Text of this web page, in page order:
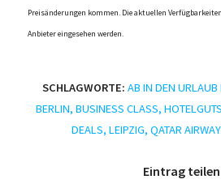
Preisänderungen kommen. Die aktuellen
Anbieter eingesehen werden.
SCHLAGWORTE: AB IN DEN URLAUB
BERLIN, BUSINESS CLASS,
DEALS,LEIPZIG,QATAR
Eintrag teilen